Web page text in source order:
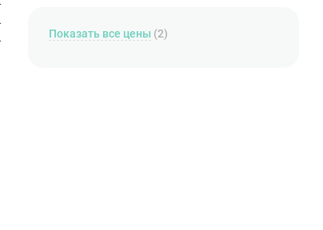
Показать все цены (2)